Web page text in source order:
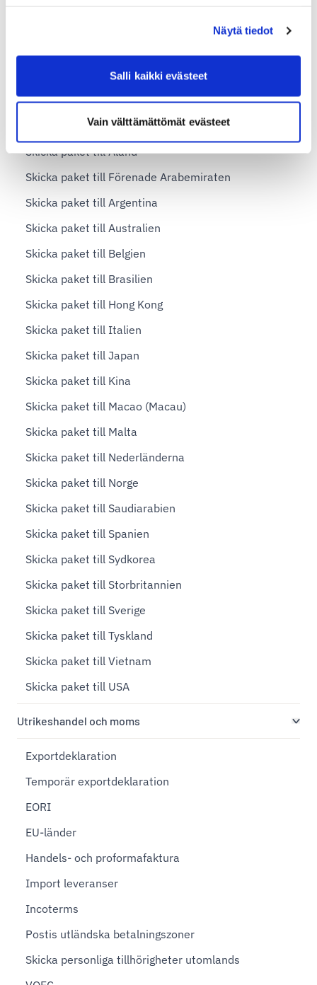
Näytä tiedot
Salli kaikki evästeet
Vain välttämättömät evästeet
Shopify - Instruktioner
WooCommerce - Instruktioner
Landspecifika leveransinstruktioner
Skicka paket till Åland
Skicka paket till Förenade Arabemiraten
Skicka paket till Argentina
Skicka paket till Australien
Skicka paket till Belgien
Skicka paket till Brasilien
Skicka paket till Hong Kong
Skicka paket till Italien
Skicka paket till Japan
Skicka paket till Kina
Skicka paket till Macao (Macau)
Skicka paket till Malta
Skicka paket till Nederländerna
Skicka paket till Norge
Skicka paket till Saudiarabien
Skicka paket till Spanien
Skicka paket till Sydkorea
Skicka paket till Storbritannien
Skicka paket till Sverige
Skicka paket till Tyskland
Skicka paket till Vietnam
Skicka paket till USA
Utrikeshandel och moms
Exportdeklaration
Temporär exportdeklaration
EORI
EU-länder
Handels- och proformafaktura
Import leveranser
Incoterms
Postis utländska betalningszoner
Skicka personliga tillhörigheter utomlands